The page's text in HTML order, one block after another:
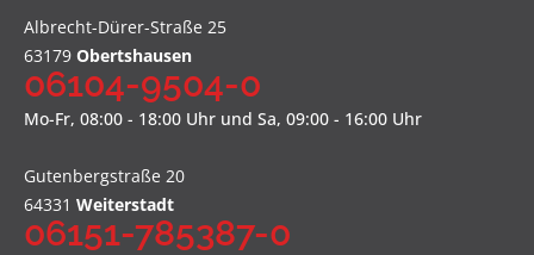
Albrecht-Dürer-Straße 25
63179 Obertshausen
06104-9504-0
Mo-Fr, 08:00 - 18:00 Uhr und Sa, 09:00 - 16:00 Uhr
Gutenbergstraße 20
64331 Weiterstadt
06151-785387-0